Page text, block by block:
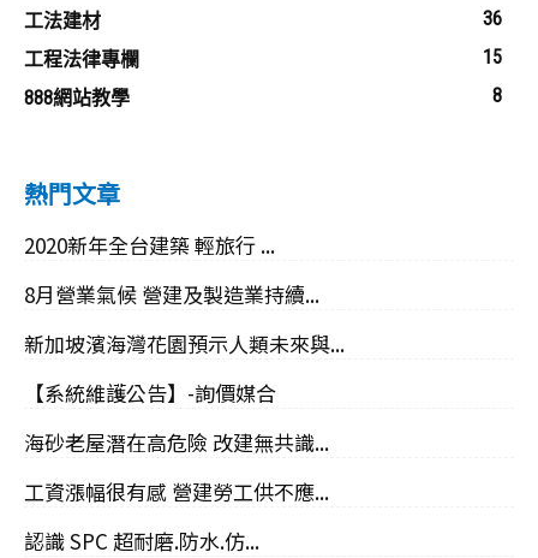
工法建材
36
工程法律專欄
15
888網站教學
8
熱門文章
2020新年全台建築 輕旅行 ...
8月營業氣候 營建及製造業持續...
新加坡濱海灣花園預示人類未來與...
【系統維護公告】-詢價媒合
海砂老屋潛在高危險 改建無共識...
工資漲幅很有感 營建勞工供不應...
認識 SPC 超耐磨.防水.仿...